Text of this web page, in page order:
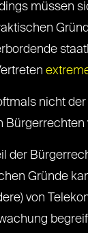
müssen
nicht
der
Gründe
von